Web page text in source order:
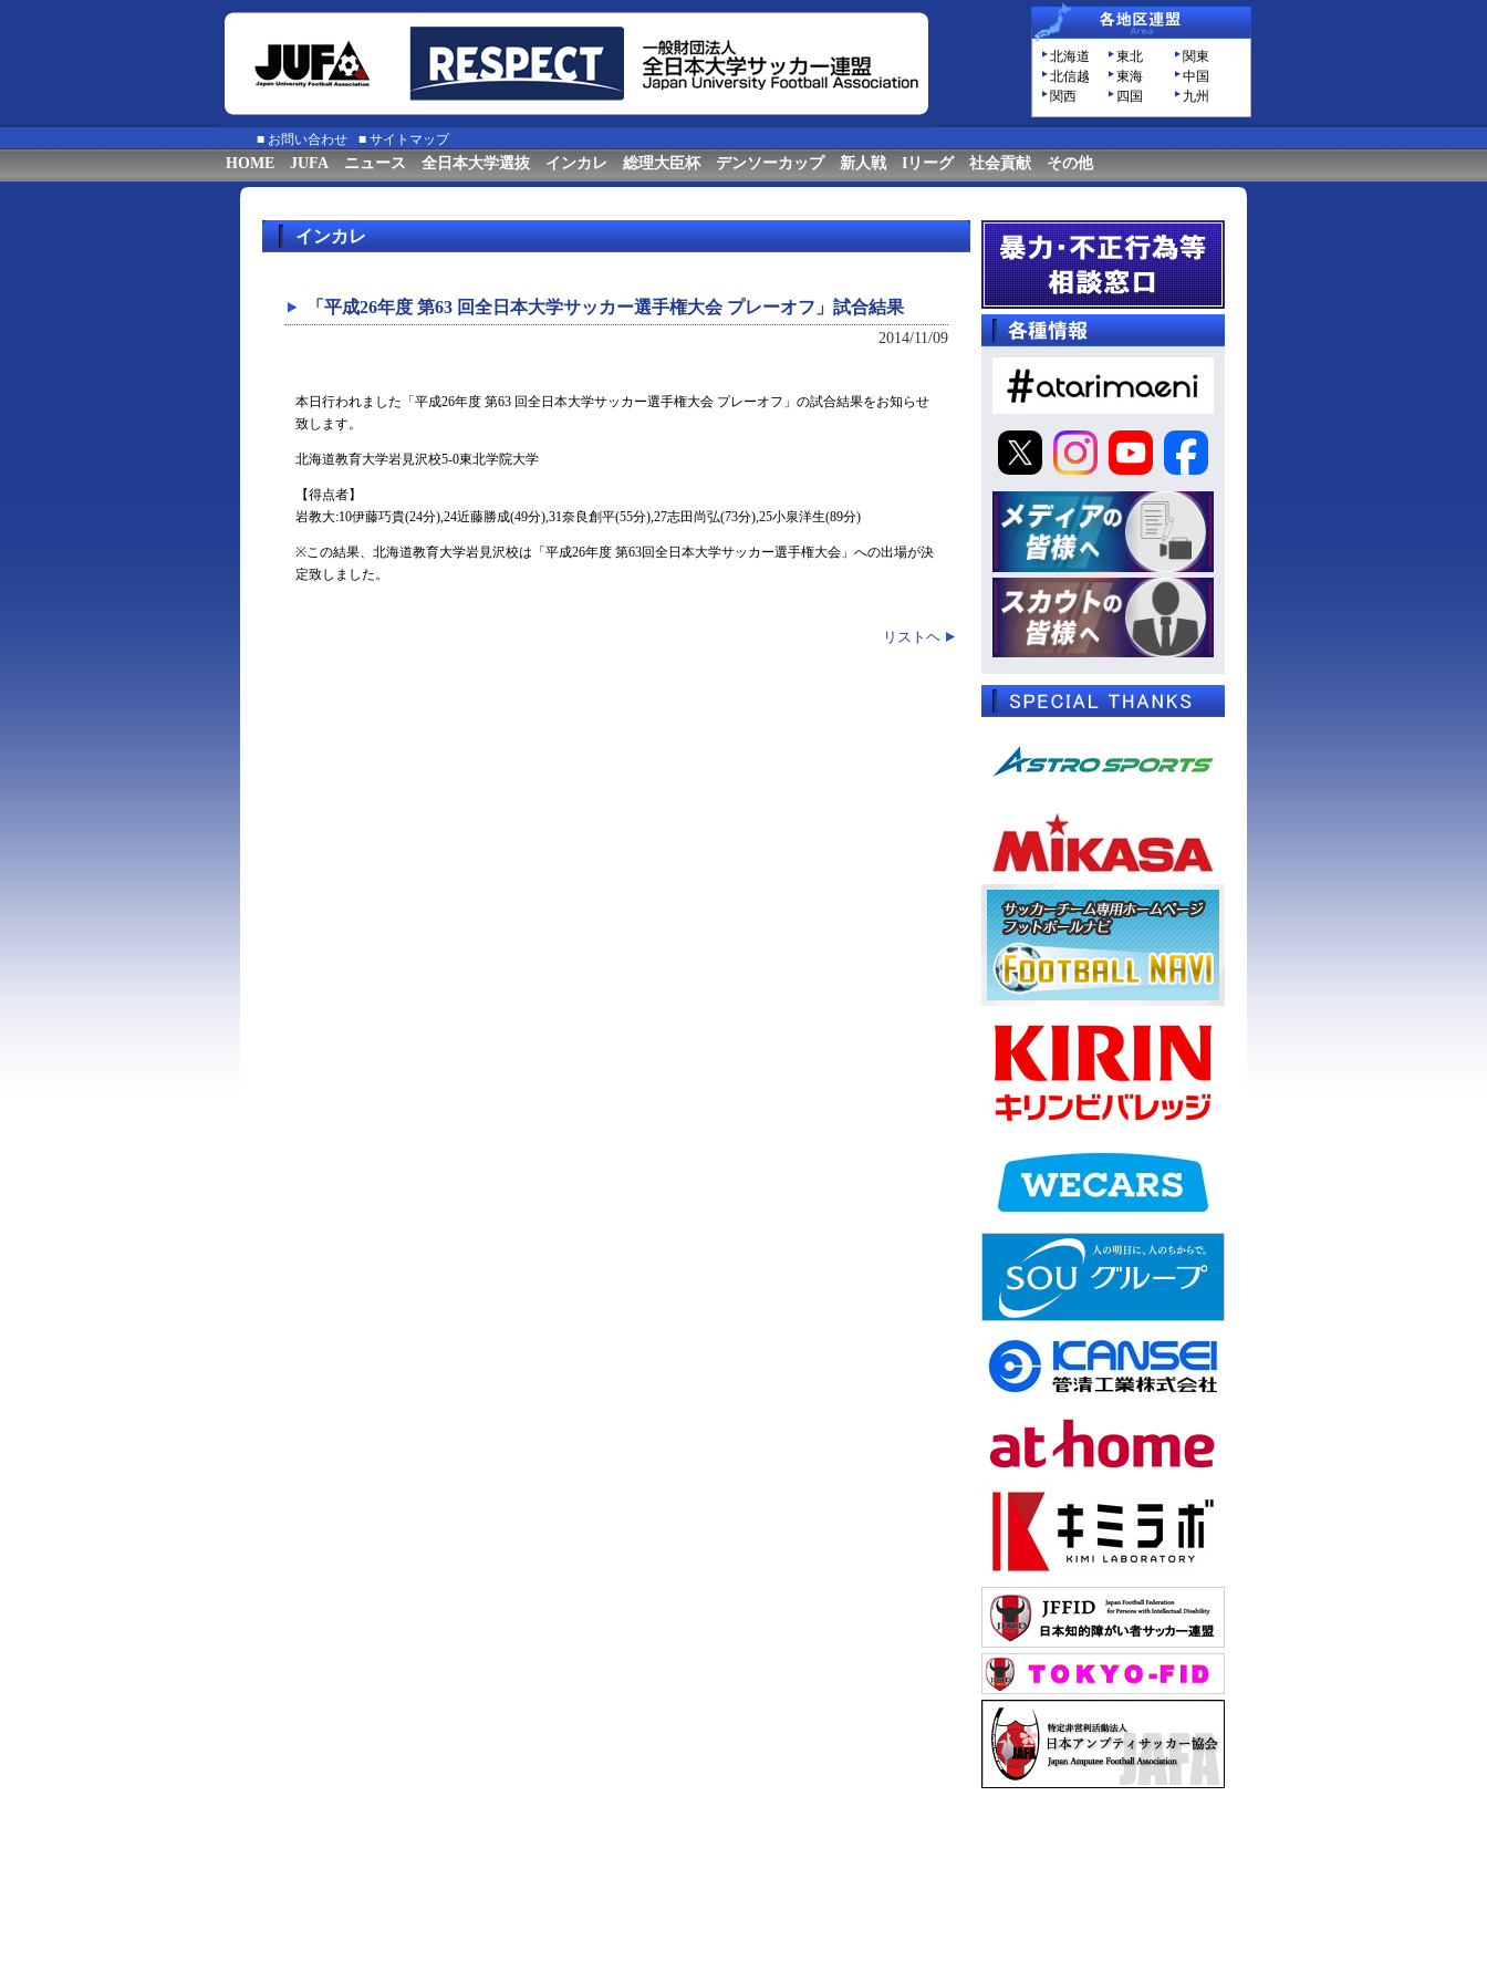
北海道 東北
関東
北信越
東海
中国
関西
四国 九州
■ お問い合わせ ■ サイトマップ
HOME JUFA ニュース 全日本大学選抜 インカレ 総理大臣杯 デンソーカップ 新人戦 Iリーグ 社会貢献 その他
インカレ
「平成26年度 第63 回全日本大学サッカー選手権大会 プレーオフ」試合結果
2014/11/09
本日行われました「平成26年度 第63 回全日本大学サッカー選手権大会 プレーオフ」の試合結果をお知らせ
致します。
北海道教育大学岩見沢校5-0東北学院大学
【得点者】
岩教大:10伊藤巧貴(24分),24近藤勝成(49分),31奈良創平(55分),27志田尚弘(73分),25小泉洋生(89分)
※この結果、北海道教育大学岩見沢校は「平成26年度 第63回全日本大学サッカー選手権大会」への出場が決
定致しました。
リストヘ